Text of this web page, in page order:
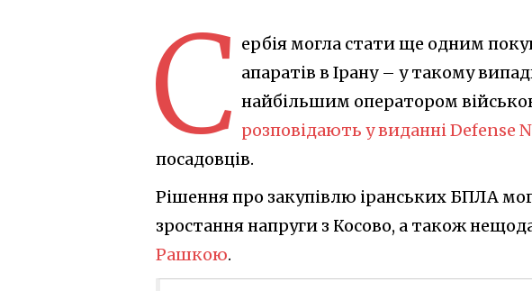
С ербія могла стати ще одним
апаратів в Ірану – у такому
найбільшим оператором
розповідають у виданні Defense
посадовців.
Рішення про закупівлю іранських БПЛА
зростання напруги з Косово, а також
Рашкою.